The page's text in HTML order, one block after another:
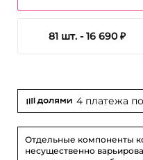
81 шт. -16 690 ₽
4 платежа по
Отдельные компоненты
несущественно